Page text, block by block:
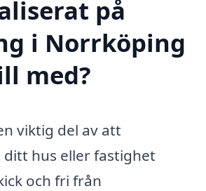
på
i Norrköping
med?
viktig del av att
hus eller fastighet
och fri från